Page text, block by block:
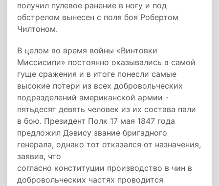
получил пулевое ранение в ногу и под
обстрелом вынесен с поля боя Робертом
Чилтоном.
В целом во время войны «Винтовки
Миссисипи» постоянно оказывались в самой
гуще сражения и в итоге понесли самые
высокие потери из всех добровольческих
подразделений американской армии -
пятьдесят девять человек из их состава пали
в бою. Президент Полк 17 мая 1847 года
предложил Дэвису звание бригадного
генерала, однако тот отказался от назначения,
заявив, что
согласно конституции производство в чин в
добровольческих частях проводится